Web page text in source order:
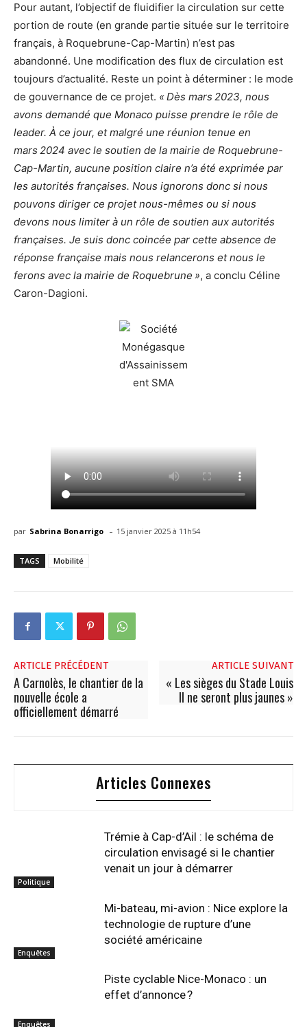
Pour autant, l’objectif de fluidifier la circulation sur cette
portion de route (en grande partie située sur le territoire
français, à Roquebrune-Cap-Martin) n’est pas
abandonné. Une modification des flux de circulation est
toujours d’actualité. Reste un point à déterminer : le mode
de gouvernance de ce projet. « Dès mars 2023, nous
avons demandé que Monaco puisse prendre le rôle de
leader. À ce jour, et malgré une réunion tenue en
mars 2024 avec le soutien de la mairie de Roquebrune-
Cap-Martin, aucune position claire n’a été exprimée par
les autorités françaises. Nous ignorons donc si nous
pouvons diriger ce projet nous-mêmes ou si nous
devons nous limiter à un rôle de soutien aux autorités
françaises. Je suis donc coincée par cette absence de
réponse française mais nous relancerons et nous le
ferons avec la mairie de Roquebrune », a conclu Céline
Caron-Dagioni.
par Sabrina Bonarrigo - 15 janvier 2025 à 11h54
TAGS Mobilité
ARTICLE PRÉCÉDENT
A Carnolès, le chantier de la
nouvelle école a
officiellement démarré
ARTICLE SUIVANT
« Les sièges du Stade Louis
II ne seront plus jaunes »
Articles Connexes
Politique
Trémie à Cap-d’Ail : le schéma de
circulation envisagé si le chantier
venait un jour à démarrer
Enquêtes
Mi-bateau, mi-avion : Nice explore la
technologie de rupture d’une
société américaine
Enquêtes
Piste cyclable Nice-Monaco : un
effet d’annonce ?